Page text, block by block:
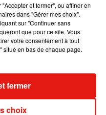
#lovely #follow4follow
Little Monster�xRÈxÈ
et fermer", ou affiner en
dans "Gérer mes choix".
sur "Continuer sans
que pour ce site. Vous
votre consentement à tout
situé en bas de chaque page.
choix
fermer